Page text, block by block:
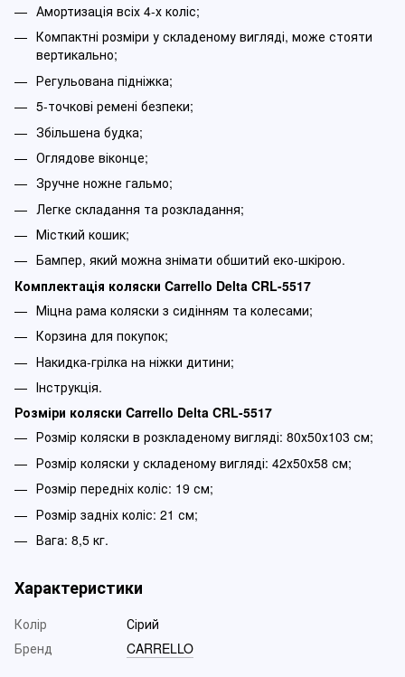
Амортизація всіх 4-х коліс;
Компактні розміри у складеному вигляді, може стояти
вертикально;
Регульована підніжка;
5-точкові ремені безпеки;
Збільшена будка;
Оглядове віконце;
Зручне ножне гальмо;
Легке складання та розкладання;
Місткий кошик;
Бампер, який можна знімати обшитий еко-шкірою.
Комплектація коляски Carrello Delta CRL-5517
Міцна рама коляски з сидінням та колесами;
Корзина для покупок;
Накидка-грілка на ніжки дитини;
Інструкція.
Розміри коляски Carrello Delta CRL-5517
Розмір коляски в розкладеному вигляді: 80х50х103 см;
Розмір коляски у складеному вигляді: 42х50х58 см;
Розмір передніх коліс: 19 см;
Розмір задніх коліс: 21 см;
Вага: 8,5 кг.
Характеристики
Колір
Сірий
Бренд
CARRELLO